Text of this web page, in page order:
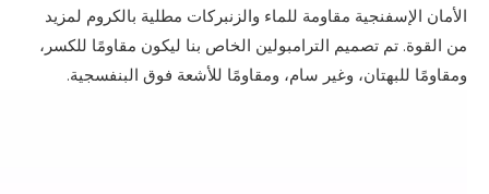
الأمان الإسفنجية مقاومة للماء والزنبركات مطلية بالكروم لمزيد
من القوة. تم تصميم الترامبولين الخاص بنا ليكون مقاومًا للكسر،
ومقاومًا للبهتان، وغير سام، ومقاومًا للأشعة فوق البنفسجية.